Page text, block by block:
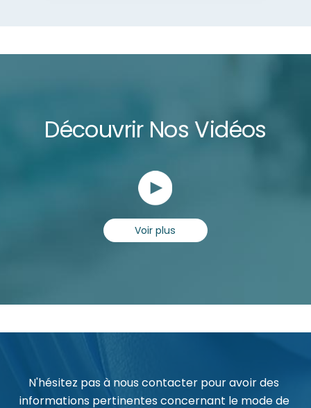
Découvrir Nos Vidéos
Voir plus
N'hésitez pas à nous contacter pour avoir des
informations pertinentes concernant le mode de